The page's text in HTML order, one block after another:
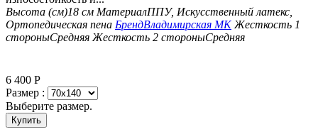
Высота (см)18 см МатериалППУ, Искусственный латекс,
Ортопедическая пена БрендВладимирская МК Жесткость 1
стороныСредняя Жесткость 2 стороныСредняя
6 400 Р
Размер :
Выберите размер.
Купить